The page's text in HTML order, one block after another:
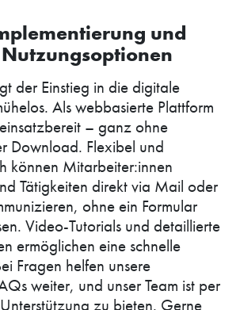
und
der Einstieg in die digitale
Als webbasierte Plattform
– ganz ohne
Download. Flexibel und
können Mitarbeiter:innen
Tätigkeiten direkt via Mail oder
ohne ein Formular
Video-Tutorials und detaillierte
ermöglichen eine schnelle
Fragen helfen unsere
weiter, und unser Team ist per
zu bieten. Gerne